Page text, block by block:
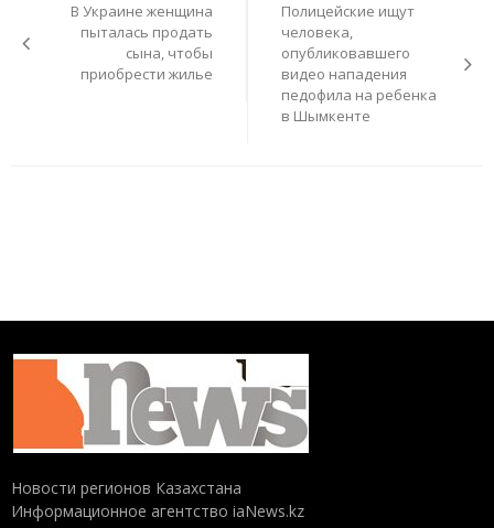
записямВ Украине женщина
пыталась продать
сына, чтобы
приобрести жилье
Полицейские ищут
человека,
опубликовавшего
видео нападения
педофила на ребенка
в Шымкенте
Новости регионов Казахстана
Информационное агентство iaNews.kz